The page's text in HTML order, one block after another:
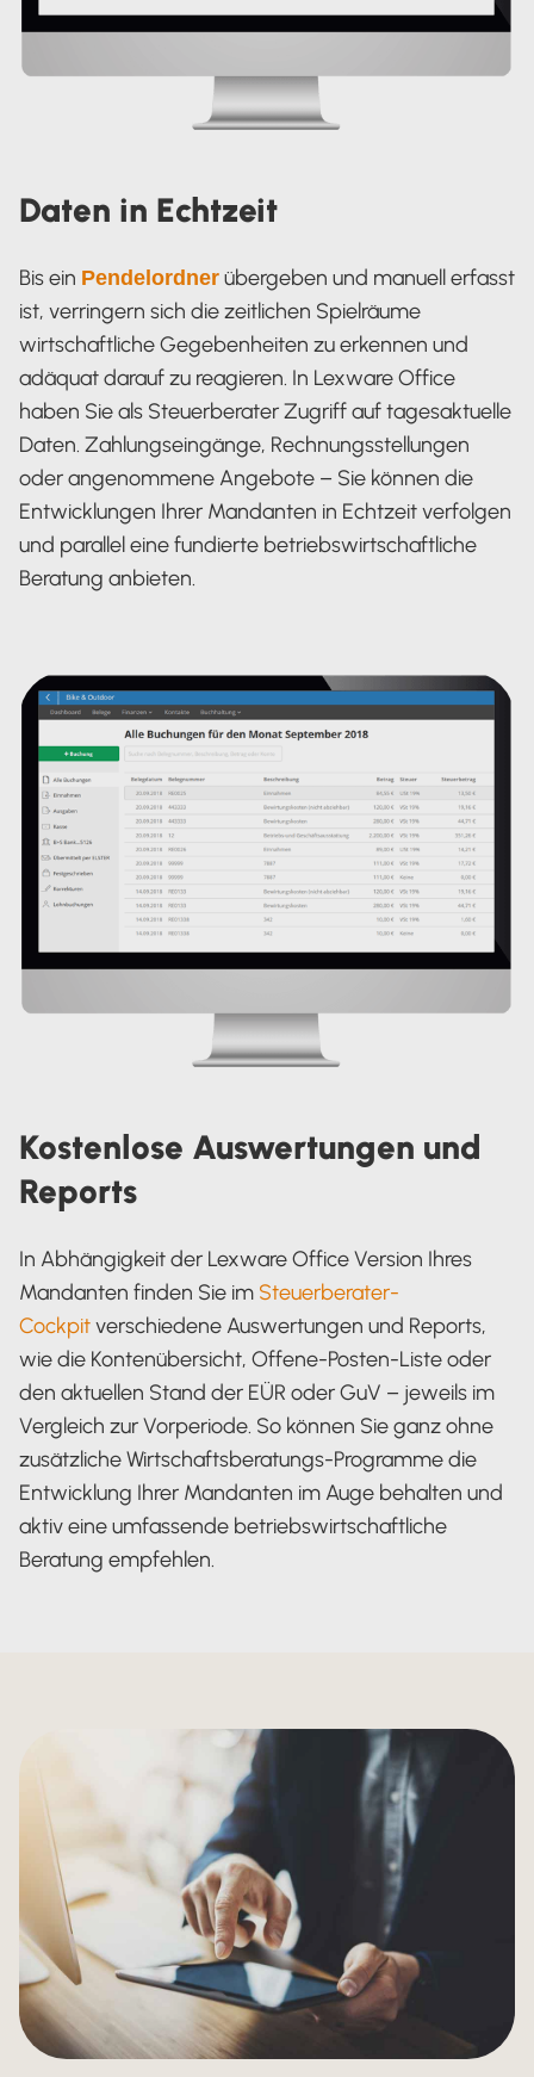
Daten in Echtzeit
Bis ein Pendelordner übergeben und manuell erfasst
ist, verringern sich die zeitlichen Spielräume
wirtschaftliche Gegebenheiten zu erkennen und
adäquat darauf zu reagieren. In Lexware Office
haben Sie als Steuerberater Zugriff auf tagesaktuelle
Daten. Zahlungseingänge, Rechnungsstellungen
oder angenommene Angebote – Sie können die
Entwicklungen Ihrer Mandanten in Echtzeit verfolgen
und parallel eine fundierte betriebswirtschaftliche
Beratung anbieten.
Kostenlose Auswertungen und
Reports
In Abhängigkeit der Lexware Office Version Ihres
Mandanten finden Sie im Steuerberater-
Cockpitverschiedene Auswertungen und Reports,
wie die Kontenübersicht, Offene-Posten-Liste oder
den aktuellen Stand der EÜR oder GuV – jeweils im
Vergleich zur Vorperiode. So können Sie ganz ohne
zusätzliche Wirtschaftsberatungs-Programme die
Entwicklung Ihrer Mandanten im Auge behalten und
aktiv eine umfassende betriebswirtschaftliche
Beratung empfehlen.